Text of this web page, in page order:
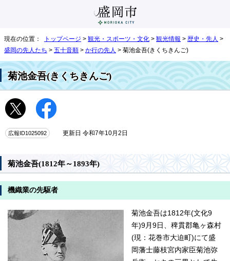
現在の位置： トップページ > 観光・スポーツ・文化 > 観光情報 > 歴史・先人 >
盛岡の先人たち > 五十音順 > か行の先人 > 菊池金吾(きくちきんご)
菊池金吾(きくちきんご)
広報ID1025092 更新日 令和7年10月2日
菊池金吾(1812年～1893年)
機織業の先駆者
菊池金吾は1812年(文化9
年)9月9日、稗貫郡亀ヶ森村
(現：花巻市大迫町)にて盛
岡藩士藤枝宮内家臣菊池弥